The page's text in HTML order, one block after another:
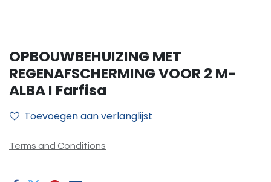
OPBOUWBEHUIZING MET
REGENAFSCHERMING VOOR 2 M-
ALBA I Farfisa
Toevoegen aan verlanglijst
Terms and Conditions